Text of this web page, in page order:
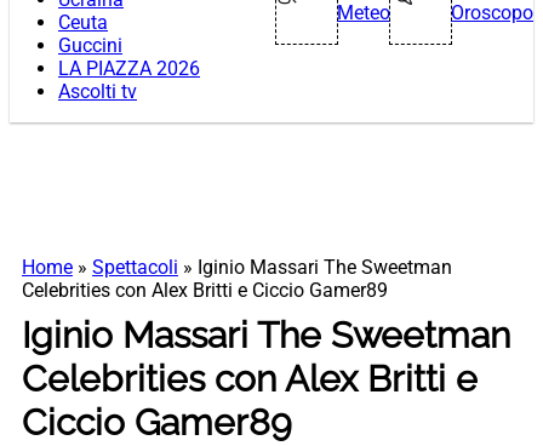
Ceuta
Guccini
LA PIAZZA 2026
Ascolti tv
Meteo Oroscopo
Home » Spettacoli » Iginio Massari The Sweetman
Celebrities con Alex Britti e Ciccio Gamer89
Iginio Massari The Sweetman
Celebrities con Alex Britti e
Ciccio Gamer89